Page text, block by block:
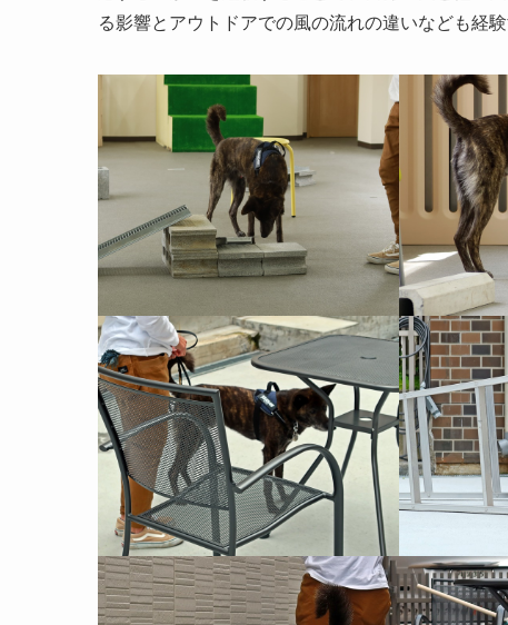
る影響とアウトドアでの風の流れの違いなども経